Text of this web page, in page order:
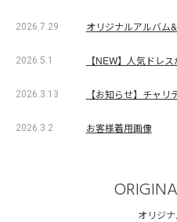
2026.7.29 オリジナルアルバム
2026.5.1 【NEW】人気ドレ
2026.3.13 【お知らせ】チャ
2026.3.2 お客様着用画像
オリジ